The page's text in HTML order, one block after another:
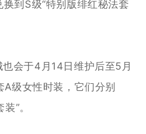
到S级“特别版绯红秘法套
会于4月14日维护后至5月
A级女性时装，它们分别
”。